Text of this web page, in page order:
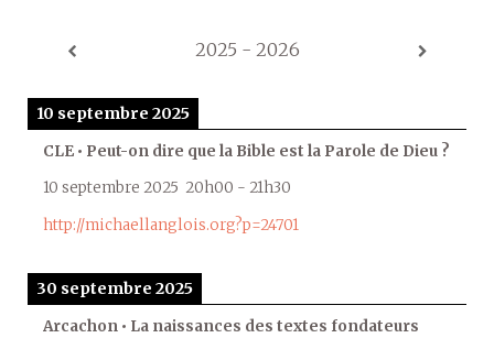
2025 - 2026
10 septembre 2025
CLE • Peut-on dire que la Bible est la Parole de Dieu ?
10 septembre 2025 20h00 - 21h30
http://michaellanglois.org?p=24701
30 septembre 2025
Arcachon • La naissances des textes fondateurs